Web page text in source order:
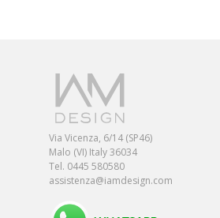
Via Vicenza, 6/14 (SP46)
Malo (VI) Italy 36034
Tel. 0445 580580
assistenza@iamdesign.com